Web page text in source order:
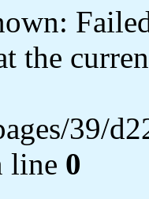
the
39/
line 0